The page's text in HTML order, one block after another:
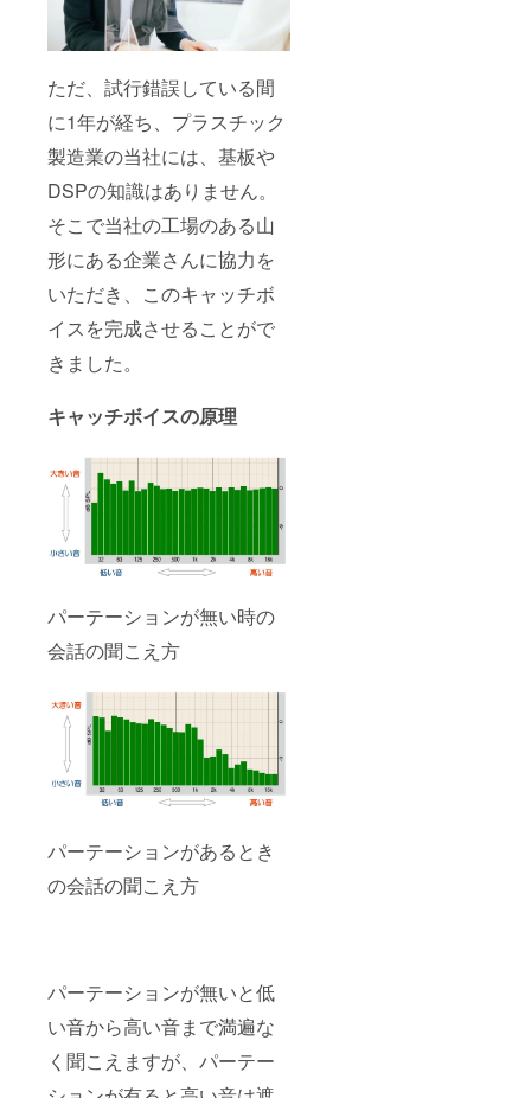
ただ、試行錯誤している間
に1年が経ち、プラスチック
製造業の当社には、基板や
DSPの知識はありません。
そこで当社の工場のある山
形にある企業さんに協力を
いただき、このキャッチボ
イスを完成させることがで
きました。
キャッチボイスの原理
パーテーションが無い時の
会話の聞こえ方
パーテーションがあるとき
の会話の聞こえ方
パーテーションが無いと低
い音から高い音まで満遍な
く聞こえますが、パーテー